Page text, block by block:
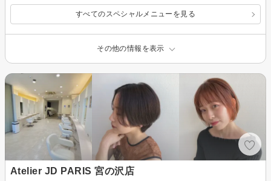
すべてのスペシャルメニューを見る
その他の情報を表示
Atelier JD PARIS 宮の沢店